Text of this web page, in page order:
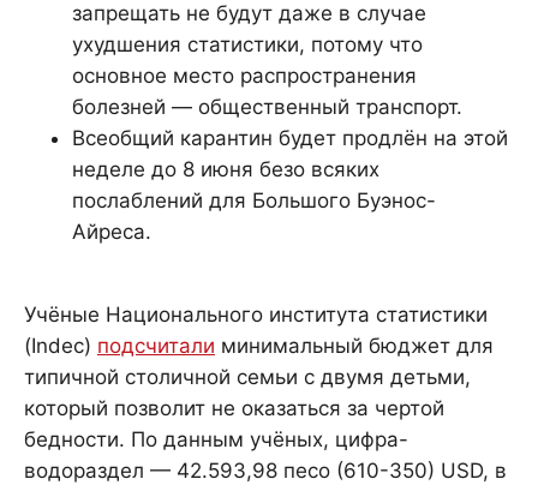
запрещать не будут даже в случае
ухудшения статистики, потому что
основное место распространения
болезней — общественный транспорт.
Всеобщий карантин будет продлён на этой
неделе до 8 июня безо всяких
послаблений для Большого Буэнос-
Айреса.
Учёные Национального института статистики
(Indec) подсчитали минимальный бюджет для
типичной столичной семьи с двумя детьми,
который позволит не оказаться за чертой
бедности. По данным учёных, цифра-
водораздел — 42.593,98 песо (610-350) USD, в